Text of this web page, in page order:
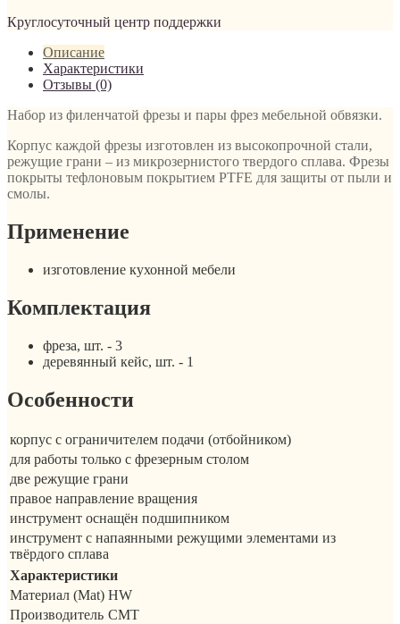
Круглосуточный центр поддержки
Описание
Характеристики
Отзывы (0)
Набор из филенчатой фрезы и пары фрез мебельной обвязки.
Корпус каждой фрезы изготовлен из высокопрочной стали,
режущие грани – из микрозернистого твердого сплава. Фрезы
покрыты тефлоновым покрытием PTFE для защиты от пыли и
смолы.
Применение
изготовление кухонной мебели
Комплектация
фреза, шт. - 3
деревянный кейс, шт. - 1
Особенности
корпус с ограничителем подачи (отбойником)
для работы только с фрезерным столом
две режущие грани
правое направление вращения
инструмент оснащён подшипником
инструмент с напаянными режущими элементами из
твёрдого сплава
Характеристики
Материал (Mat) HW
Производитель CMT